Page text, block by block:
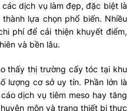
các dịch vụ làm đẹp, đặc biệt là
lựa chọn phổ biến. Nhiều
phí để cải thiện khuyết điểm,
và bền lâu.
thấy thị trường cấy tóc tại khu
lượng cơ sở uy tín. Phần lớn là
dịch vụ tiêm meso hay tăng
môn và trang thiết bị thực